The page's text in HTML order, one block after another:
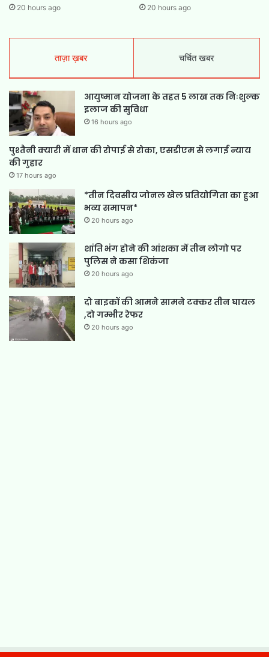
20 hours ago 20 hours ago
ताज़ा ख़बर चर्चित खबर
आयुष्मान योजना के तहत 5 लाख तक निःशुल्क
इलाज की सुविधा
16 hours ago
पुश्तैनी क्यारी में धान की रोपाई से रोका, एसडीएम से लगाई न्याय
की गुहार
17 hours ago
*तीन दिवसीय जोनल खेल प्रतियोगिता का हुआ
भव्य समापन*
20 hours ago
शांति भंग होने की आंशका में तीन लोगो पर
पुलिस ने कसा शिकंजा
20 hours ago
दो बाइकों की आमने सामने टक्कर तीन घायल
,दो गम्भीर रेफर
20 hours ago